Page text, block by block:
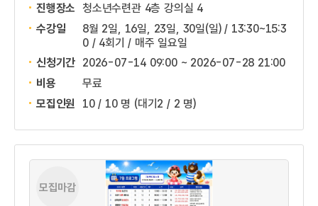
진행장소 청소년수련관 4층 강의실 4
수강일
8월 2일, 16일, 23일, 30일(일) / 13:30~15:3
0 / 4회기 / 매주 일요일
신청기간 2026-07-14 09:00 ~ 2026-07-28 21:00
비용
무료
모집인원
10 / 10 명 (대기2 / 2 명)
모집마감